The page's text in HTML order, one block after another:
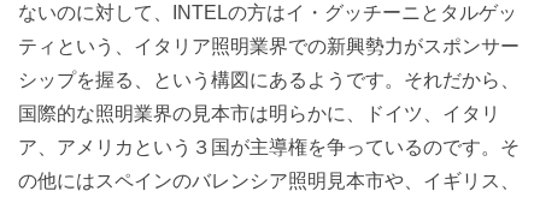
ないのに対して、INTELの方はイ・グッチーニとタルゲッ
ティという、イタリア照明業界での新興勢力がスポンサー
シップを握る、という構図にあるようです。それだから、
国際的な照明業界の見本市は明らかに、ドイツ、イタリ
ア、アメリカという３国が主導権を争っているのです。そ
の他にはスペインのバレンシア照明見本市や、イギリス、